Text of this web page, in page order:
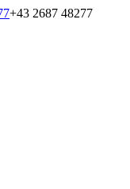
+43 2687 48277